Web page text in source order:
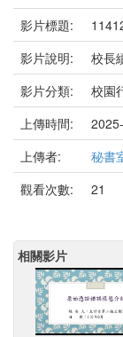
影片標題:
影片說明:
校長
影片分類:
校園
上傳時間:
上傳者:
秘書
觀看次數:
21
相關影片